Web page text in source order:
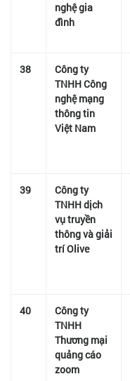
nghệ gia
đình
38
Công ty
TNHH Công
nghệ mạng
thông tin
Việt Nam
39
Công ty
TNHH dịch
vụ truyền
thông và giải
trí Olive
40
Công ty
TNHH
Thương mại
quảng cáo
zoom